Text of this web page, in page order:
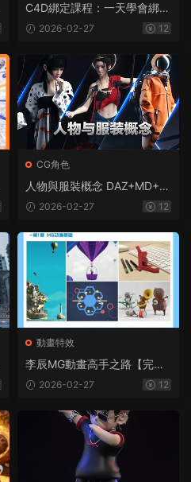
C4D綁定課程：一天學會綁定
（畫質高清帶素材）
2026-02-27 12
CG角色
人物與服裝概念 DAZ+MD+C
4D結合案例教 MG動畫自習
2026-02-27 12
動畫特效
李辰MG動畫高手之路【完
整】2026-02-27 12